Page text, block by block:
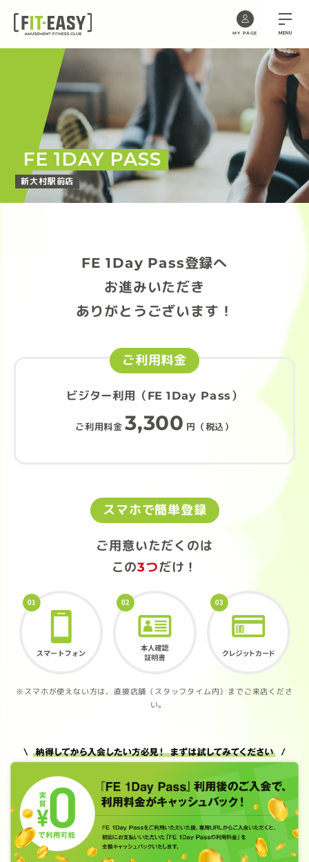
content
MY PAGE MENU
FE 1DAY PASS
新大村駅前店
FE 1Day Pass登録へ
お進みいただき
ありがとうございます！
ご利用料金
ビジター利用（FE 1Day Pass）
ご利用料金 3,300 円（税込）
スマホで簡単登録
ご用意いただくのは
この3つだけ！
※スマホが使えない方は、直接店舗（スタッフタイム内）までご来店くださ
い。